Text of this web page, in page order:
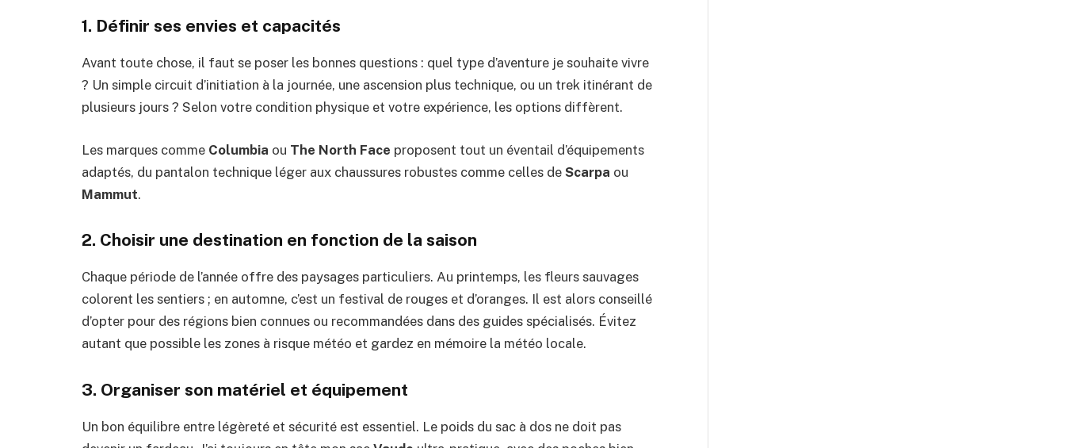
1. Définir ses envies et capacités
Avant toute chose, il faut se poser les bonnes questions : quel type d’aventure je souhaite vivre
? Un simple circuit d’initiation à la journée, une ascension plus technique, ou un trek itinérant de
plusieurs jours ? Selon votre condition physique et votre expérience, les options diffèrent.
Les marques comme Columbia ou The North Face proposent tout un éventail d’équipements
adaptés, du pantalon technique léger aux chaussures robustes comme celles de Scarpa ou
Mammut.
2. Choisir une destination en fonction de la saison
Chaque période de l’année offre des paysages particuliers. Au printemps, les fleurs sauvages
colorent les sentiers ; en automne, c’est un festival de rouges et d’oranges. Il est alors conseillé
d’opter pour des régions bien connues ou recommandées dans des guides spécialisés. Évitez
autant que possible les zones à risque météo et gardez en mémoire la météo locale.
3. Organiser son matériel et équipement
Un bon équilibre entre légèreté et sécurité est essentiel. Le poids du sac à dos ne doit pas